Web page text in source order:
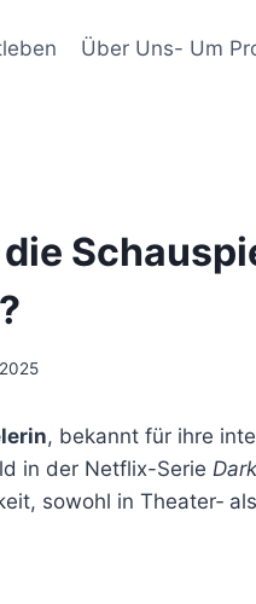
Über Uns- Um
, bekannt für ihre
in der Netflix-Serie Dark
sowohl in Theater‑